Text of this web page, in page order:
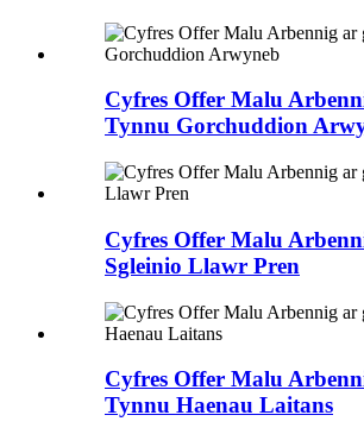
Cyfres Offer Malu
Tynnu Gorchuddion
Cyfres Offer Malu
Sgleinio Llawr Pren
Cyfres Offer Malu
Tynnu Haenau Laitans